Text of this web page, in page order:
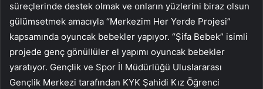
süreçlerinde destek olmak ve onların yüzlerini biraz olsun
gülümsetmek amacıyla “Merkezim Her Yerde Projesi”
kapsamında oyuncak bebekler yapıyor. “Şifa Bebek” isimli
projede genç gönüllüler el yapımı oyuncak bebekler
yaratıyor. Gençlik ve Spor İl Müdürlüğü Uluslararası
Gençlik Merkezi tarafından KYK Şahidi Kız Öğrenci